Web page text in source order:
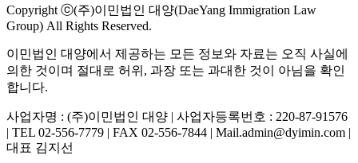
Copyright ⓒ(주)이민법인 대양(DaeYang Immigration Law
Group) All Rights Reserved.
이민법인 대양에서 제공하는 모든 정보와 자료는 오직 사실에
의한 것이며 절대로 허위, 과장 또는 과대한 것이 아님을 확인
합니다.
사업자명 : (주)이민법인 대양 | 사업자등록번호 : 220-87-91576
| TEL 02-556-7779 | FAX 02-556-7844 | Mail.admin@dyimin.com |
대표 김지선